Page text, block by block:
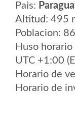
Pais:
Altitud: 495
Poblacion:
Huso
UTC +1:00
Horario de
Horario de